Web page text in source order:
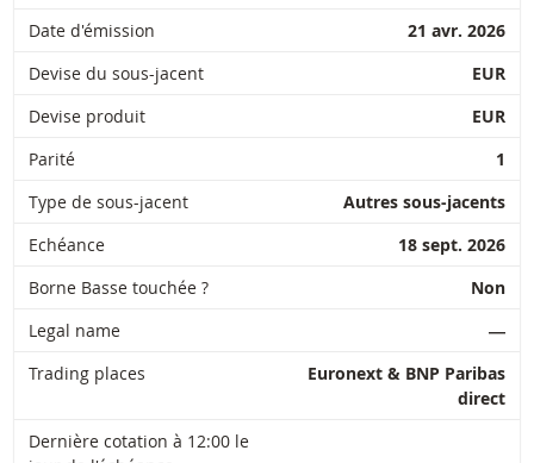
Date d'émission
21 avr. 2026
Devise du sous-jacent
EUR
Devise produit
EUR
Parité
1
Type de sous-jacent
Autres sous-jacents
Echéance
18 sept. 2026
Borne Basse touchée ?
Non
Legal name
―
Trading places
Euronext & BNP Paribas
direct
Dernière cotation à 12:00 le